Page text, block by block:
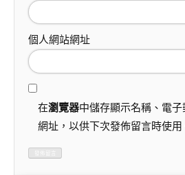
個人網站網址
在瀏覽器中儲存顯示名稱、電
網址，以供下次發佈留言時使用